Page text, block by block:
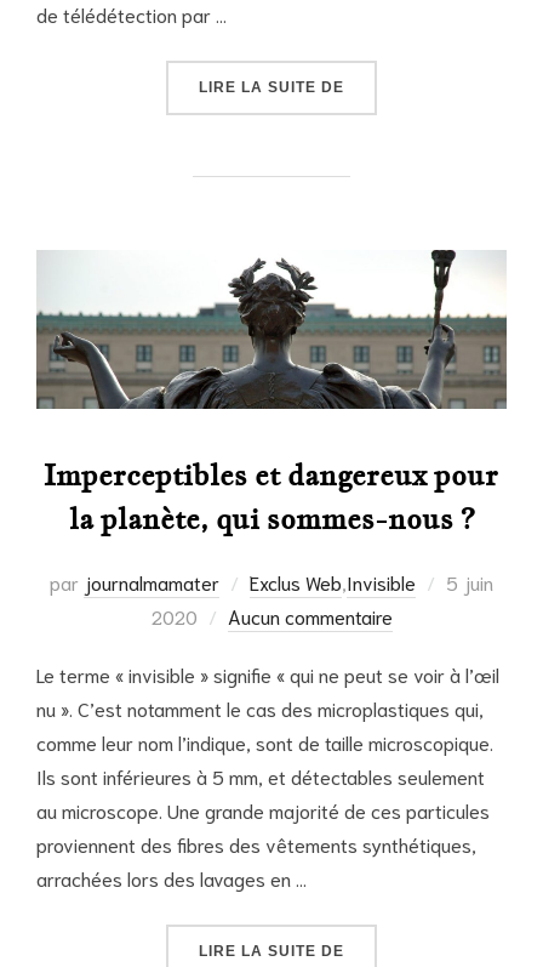
de télédétection par …
LIRE LA SUITE DE
Imperceptibles et dangereux pour
la planète, qui sommes-nous ?
par journalmamater Exclus Web Invisible
Publié
5 juin
2020
Aucun commentaire
Le terme « invisible » signifie « qui ne peut se voir à l’œil
nu ». C’est notamment le cas des microplastiques qui,
comme leur nom l’indique, sont de taille microscopique.
Ils sont inférieures à 5 mm, et détectables seulement
au microscope. Une grande majorité de ces particules
proviennent des fibres des vêtements synthétiques,
arrachées lors des lavages en …
LIRE LA SUITE DE